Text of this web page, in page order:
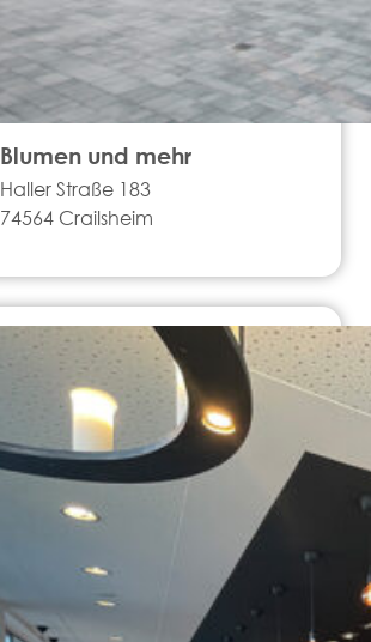
Blumen und mehr
Haller Straße 183
74564 Crailsheim